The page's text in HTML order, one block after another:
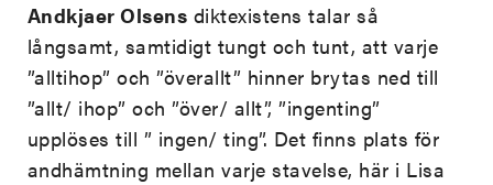
Andkjaer Olsens diktexistens talar så
långsamt, samtidigt tungt och tunt, att varje
”alltihop” och ”överallt” hinner brytas ned till
”allt/ ihop” och ”över/ allt”, ”ingenting”
upplöses till ” ingen/ ting”. Det finns plats för
andhämtning mellan varje stavelse, här i Lisa